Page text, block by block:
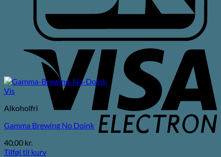
Vis
Alkoholfri
Gamma Brewing No Doink
40,00 kr.
Tilføj til kurv